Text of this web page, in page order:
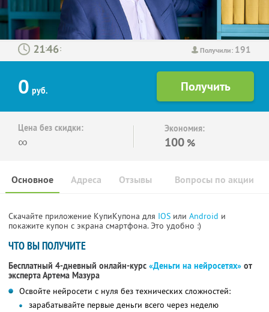
Получили: 191
: :
0 руб.
Цена без скидки:
∞
Экономия:
100 %
Основное Отзывы Вопросы по акции
Адреса
Скачайте приложение КупиКупона для IOS или Android и
покажите купон с экрана смартфона. Это удобно :)
ЧТО ВЫ ПОЛУЧИТЕ
Бесплатный 4-дневный онлайн-курс «Деньги на нейросетях» от
эксперта Артема Мазура
Освойте нейросети с нуля без технических сложностей:
зарабатывайте первые деньги всего через неделю